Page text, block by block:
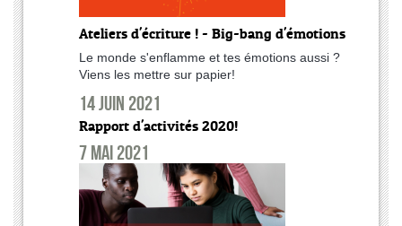
Ateliers d'écriture ! - Big-bang d'émotions
Le monde s'enflamme et tes émotions aussi ?
Viens les mettre sur papier!
14 juin 2021
Rapport d'activités 2020!
7 mai 2021